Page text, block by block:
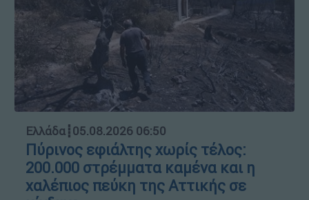
Ελλάδα┋05.08.2026 06:50
Πύρινος εφιάλτης χωρίς τέλος:
200.000 στρέμματα καμένα και η
χαλέπιος πεύκη της Αττικής σε